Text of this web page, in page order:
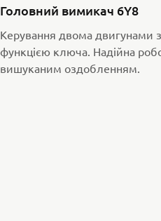
Головний вимикач 6Y8
Керування двома двигунами
функцією ключа. Надійна
вишуканим оздобленням.